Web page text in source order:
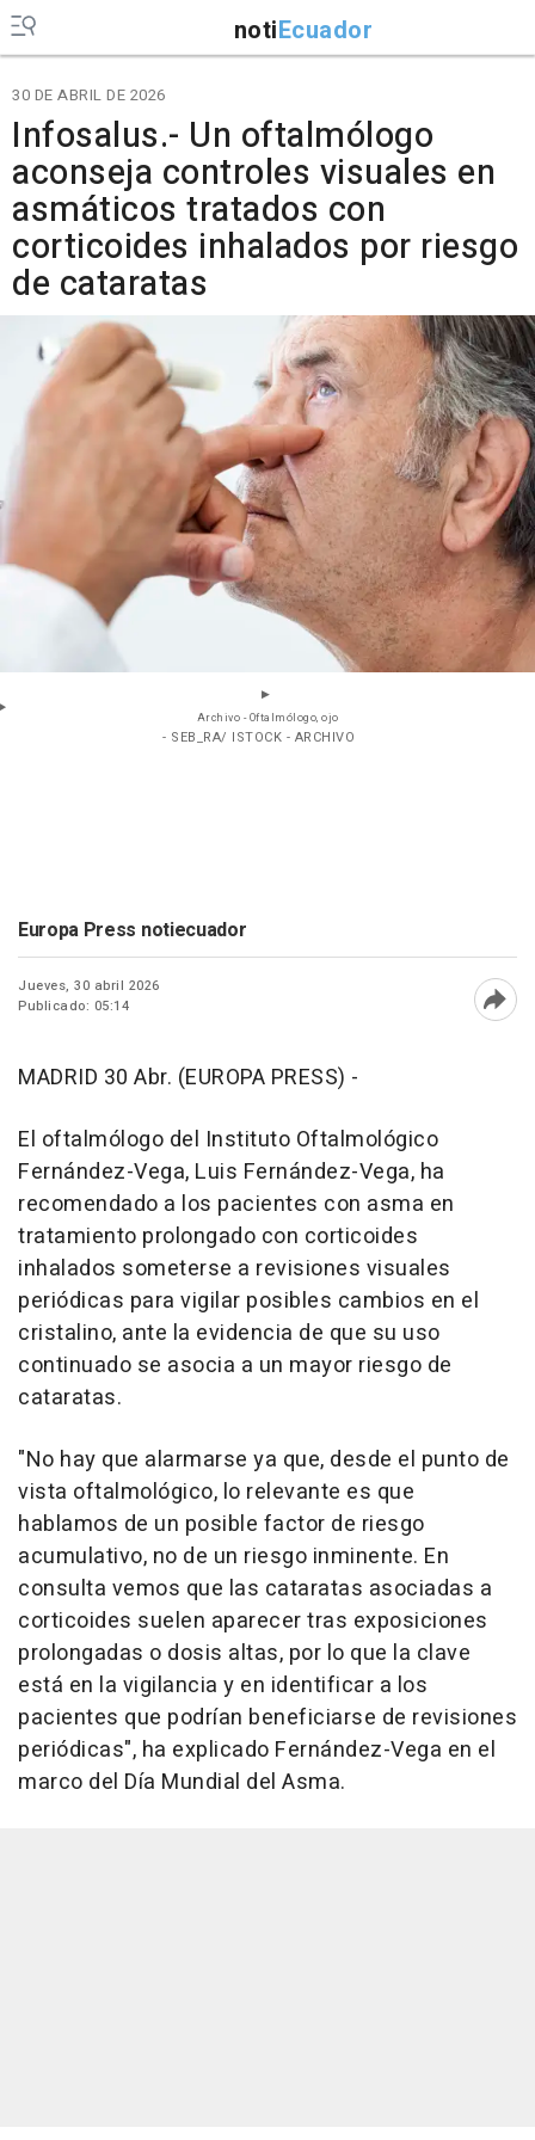
notiEcuador
30 DE ABRIL DE 2026
Infosalus.- Un oftalmólogo
aconseja controles visuales en
asmáticos tratados con
corticoides inhalados por riesgo
de cataratas
Archivo - Oftalmólogo, ojo
- SEB_RA/ ISTOCK - ARCHIVO
Europa Press notiecuador
Jueves, 30 abril 2026
Publicado: 05:14
MADRID 30 Abr. (EUROPA PRESS) -
El oftalmólogo del Instituto Oftalmológico
Fernández-Vega, Luis Fernández-Vega, ha
recomendado a los pacientes con asma en
tratamiento prolongado con corticoides
inhalados someterse a revisiones visuales
periódicas para vigilar posibles cambios en el
cristalino, ante la evidencia de que su uso
continuado se asocia a un mayor riesgo de
cataratas.
"No hay que alarmarse ya que, desde el punto de
vista oftalmológico, lo relevante es que
hablamos de un posible factor de riesgo
acumulativo, no de un riesgo inminente. En
consulta vemos que las cataratas asociadas a
corticoides suelen aparecer tras exposiciones
prolongadas o dosis altas, por lo que la clave
está en la vigilancia y en identificar a los
pacientes que podrían beneficiarse de revisiones
periódicas", ha explicado Fernández-Vega en el
marco del Día Mundial del Asma.